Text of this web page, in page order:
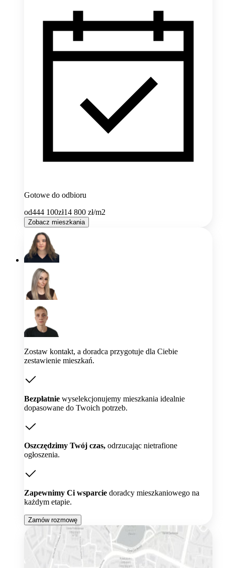
Gotowe do odbioru
od444 100zł14 800 zł/m2
Zobacz mieszkania
Zostaw kontakt, a doradca przygotuje dla Ciebie
zestawienie mieszkań.
Bezpłatnie wyselekcjonujemy mieszkania idealnie
dopasowane do Twoich potrzeb.
Oszczędzimy Twój czas, odrzucając nietrafione
ogłoszenia.
Zapewnimy Ci wsparcie doradcy mieszkaniowego na
każdym etapie.
Zamów rozmowę